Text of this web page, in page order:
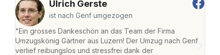
Ulrich Gerste
ist nach Genf umgezogen
"Ein grosses Dankeschön an das Team der Firma
Umzugskönig Gärtner aus Luzern! Der Umzug nach Genf
verlief reibungslos und stressfrei dank der